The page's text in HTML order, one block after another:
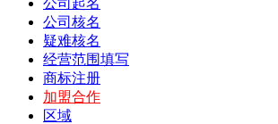
公司起名
公司核名
疑难核名
经营范围填写
商标注册
加盟合作
区域